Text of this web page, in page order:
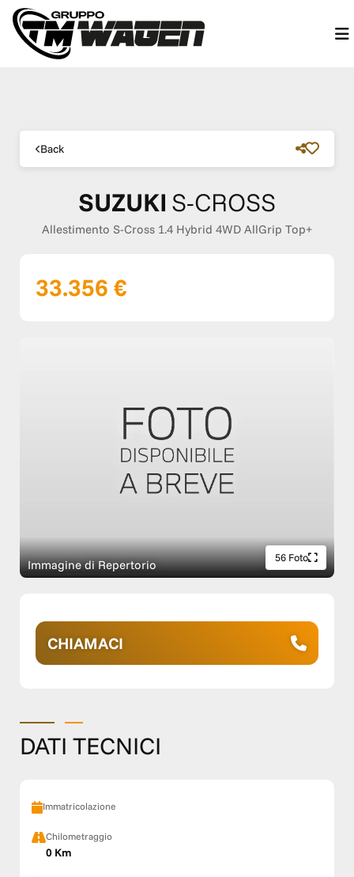
Back
SUZUKI S-CROSS
Allestimento S-Cross 1.4 Hybrid 4WD AllGrip Top+
33.356 €
Immagine di Repertorio 56 Foto
CHIAMACI
DATI TECNICI
Immatricolazione
Chilometraggio
0 Km